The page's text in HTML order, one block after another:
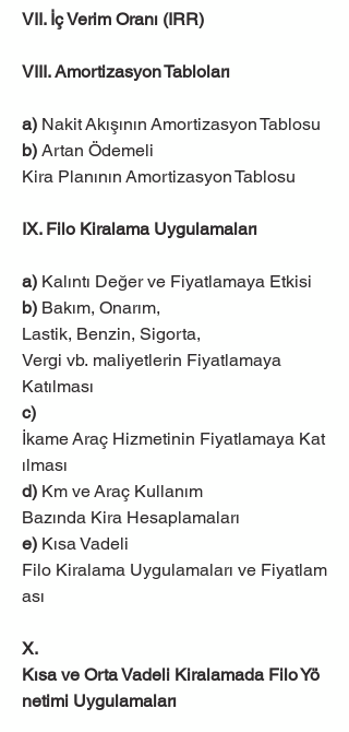
VII. İç Verim Oranı (IRR)
VIII. Amortizasyon Tabloları
a) Nakit Akışının Amortizasyon Tablosu
b) Artan Ödemeli
Kira Planının Amortizasyon Tablosu
IX. Filo Kiralama Uygulamaları
a) Kalıntı Değer ve Fiyatlamaya Etkisi
b) Bakım, Onarım,
Lastik, Benzin, Sigorta,
Vergi vb. maliyetlerin Fiyatlamaya
Katılması
c)
İkame Araç Hizmetinin Fiyatlamaya Kat
ılması
d) Km ve Araç Kullanım
Bazında Kira Hesaplamaları
e) Kısa Vadeli
Filo Kiralama Uygulamaları ve Fiyatlam
ası
X.
Kısa ve Orta Vadeli Kiralamada Filo Yö
netimi Uygulamaları